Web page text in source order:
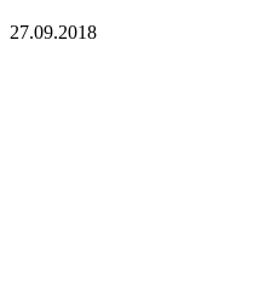
27.09.2018